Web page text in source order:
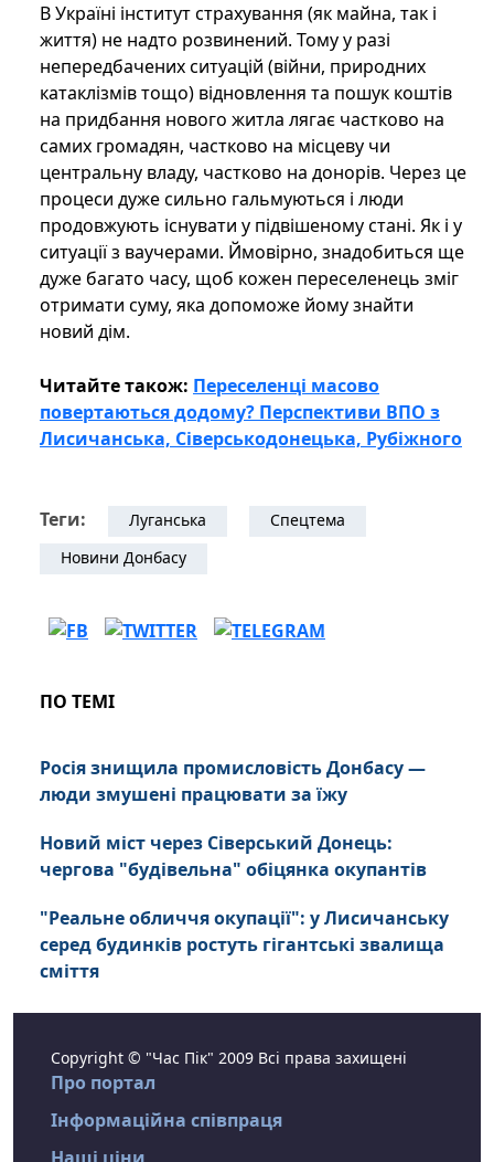
В Україні інститут страхування (як майна, так і
життя) не надто розвинений. Тому у разі
непередбачених ситуацій (війни, природних
катаклізмів тощо) відновлення та пошук коштів
на придбання нового житла лягає частково на
самих громадян, частково на місцеву чи
центральну владу, частково на донорів. Через це
процеси дуже сильно гальмуються і люди
продовжують існувати у підвішеному стані. Як і у
ситуації з ваучерами. Ймовірно, знадобиться ще
дуже багато часу, щоб кожен переселенець зміг
отримати суму, яка допоможе йому знайти
новий дім.
Читайте також: Переселенці масово
повертаються додому? Перспективи ВПО з
Лисичанська, Сіверськодонецька, Рубіжного
Теги: Луганська
Спецтема
Новини Донбасу
ПО ТЕМІ
Росія знищила промисловість Донбасу —
люди змушені працювати за їжу
Новий міст через Сіверський Донець:
чергова "будівельна" обіцянка окупантів
"Реальне обличчя окупації": у Лисичанську
серед будинків ростуть гігантські звалища
сміття
Copyright © "Час Пік" 2009 Всі права захищені
Про портал
Інформаційна співпраця